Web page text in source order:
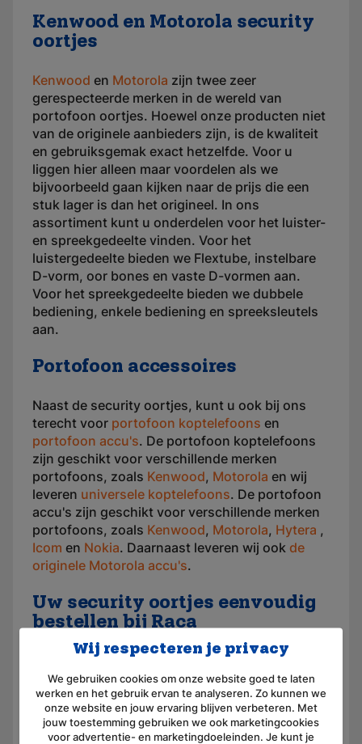
Kenwood en Motorola security
oortjes
Kenwood en Motorola zijn twee zeer
gerespecteerde merken in de wereld van
portofoon oortjes. Hoewel onze producten niet
van de originele aanbieders zijn, is de kwaliteit
en gebruiksgemak exact hetzelfde. Voor u
liggen hier alleen maar voordelen als we
bijvoorbeeld gaan kijken naar de prijs die een
stuk lager is dan het origineel. In ons
assortiment kunt u onderdelen voor het luister-
en spreekgedeelte vinden. Voor het
luistergedeelte bieden we Flextube, instelbare
D-vorm, oor bones en vaste D-vormen aan.
Voor het spreekgedeelte bieden we dubbele
bediening, enkele bediening en spreeksleutels
aan.
Portofoon accessoires
Naast de security oortjes, kunt u ook bij ons
terecht voor portofoon koptelefoons en
portofoon accu's. De portofoon koptelefoons
zijn geschikt voor verschillende merken
portofoons, zoals Kenwood, Motorola en wij
leveren universele koptelefoons. De portofoon
accu's zijn geschikt voor verschillende merken
portofoons, zoals Kenwood, Motorola, Hytera ,
Icom en Nokia. Daarnaast leveren wij ook de
originele Motorola accu's.
Uw security oortjes eenvoudig
bestellen bij Raca
Wanneer u de geschikte oortjes voor uw
portofoon heeft gevonden kunt u deze zeer
gemakkelijk bestellen bij Raca. Wij beschikken
over een snelle bezorgservice en veel van onze
producten zijn op voorraad.
Wij respecteren je privacy
We gebruiken cookies om onze website goed te laten
werken en het gebruik ervan te analyseren. Zo kunnen we
onze website en jouw ervaring blijven verbeteren. Met
jouw toestemming gebruiken we ook marketingcookies
voor advertentie- en marketingdoeleinden. Je kunt je